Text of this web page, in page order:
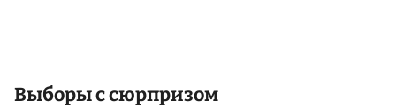
Выборы с сюрпризом